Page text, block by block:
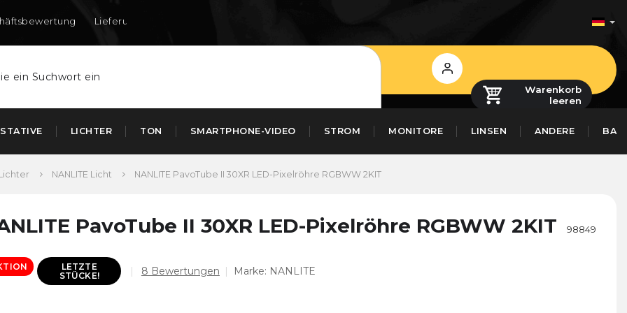
Lieferung nach DE und AT
Login
Warenkorb
leeren
STATIVE LICHTER TON SMARTPHONE-VIDEO STROM MONITORE LINSEN ANDERE
NANLITE Licht NANLITE PavoTube II 30XR LED-Pixelröhre RGBWW 2KIT
PavoTube II 30XR LED-Pixelröhre RGBWW 2KIT 98849
LETZTE
STÜCKE!
Die
8 Bewertungen Marke: NANLITE